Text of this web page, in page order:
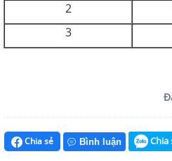
2
3
Chia sẻ Bình luận Chia